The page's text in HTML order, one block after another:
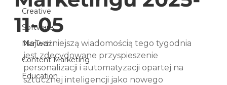
Creative
Software
MarTech
Content Marketing
Education
11-05
Najważniejszą wiadomością tego tygodnia
jest zdecydowane przyspieszenie
personalizacji i automatyzacji opartej na
sztucznej inteligencji jako nowego